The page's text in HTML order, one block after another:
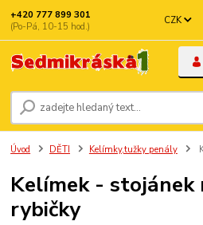
CZK
+420 777 899 301
(Po-Pá, 10-15 hod.)
Úvod DĚTI Kelímky,tužky penály
Kelímek - stojánek
rybičky